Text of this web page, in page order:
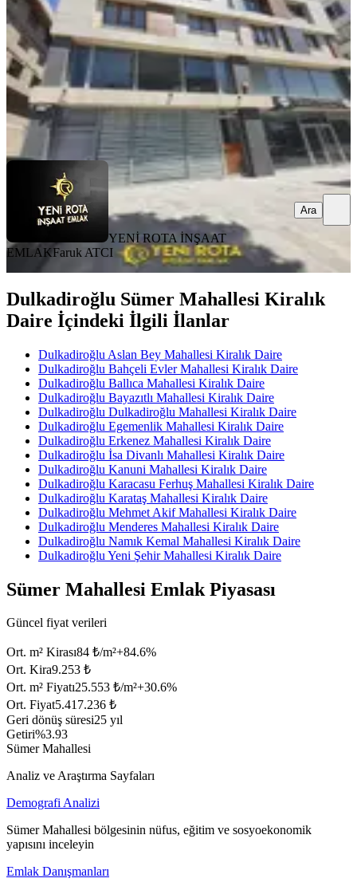
2+0·95 m²·3. Kat·31.07.2026
17.000 ₺
YENİ ROTA İNŞAAT EMLAKFaruk ATCI
Ara
YENİ ROTA İNŞAAT
EMLAKFaruk ATCI
Ara
Dulkadiroğlu Sümer Mahallesi Kiralık
Daire İçindeki İlgili İlanlar
Dulkadiroğlu Aslan Bey Mahallesi Kiralık Daire
Dulkadiroğlu Bahçeli Evler Mahallesi Kiralık Daire
Dulkadiroğlu Ballıca Mahallesi Kiralık Daire
Dulkadiroğlu Bayazıtlı Mahallesi Kiralık Daire
Dulkadiroğlu Dulkadiroğlu Mahallesi Kiralık Daire
Dulkadiroğlu Egemenlik Mahallesi Kiralık Daire
Dulkadiroğlu Erkenez Mahallesi Kiralık Daire
Dulkadiroğlu İsa Divanlı Mahallesi Kiralık Daire
Dulkadiroğlu Kanuni Mahallesi Kiralık Daire
Dulkadiroğlu Karacasu Ferhuş Mahallesi Kiralık Daire
Dulkadiroğlu Karataş Mahallesi Kiralık Daire
Dulkadiroğlu Mehmet Akif Mahallesi Kiralık Daire
Dulkadiroğlu Menderes Mahallesi Kiralık Daire
Dulkadiroğlu Namık Kemal Mahallesi Kiralık Daire
Dulkadiroğlu Yeni Şehir Mahallesi Kiralık Daire
Sümer Mahallesi Emlak Piyasası
Güncel fiyat verileri
Ort. m² Kirası84 ₺/m²+84.6%
Ort. Kira9.253 ₺
Ort. m² Fiyatı25.553 ₺/m²+30.6%
Ort. Fiyat5.417.236 ₺
Geri dönüş süresi25 yıl
Getiri%3.93
Sümer Mahallesi
Analiz ve Araştırma Sayfaları
Demografi Analizi
Sümer Mahallesi bölgesinin nüfus, eğitim ve sosyoekonomik
yapısını inceleyin
Emlak Danışmanları